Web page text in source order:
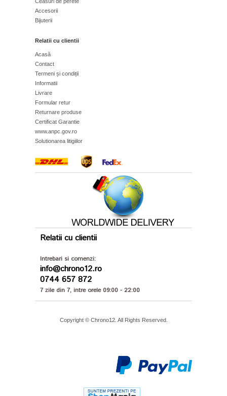
Accesorii
Bijuterii
Relatii cu clientii
Acasă
Contact
Termeni și condiții
Informatii
Livrare
Formular retur
Returnare produse
Certificat Garantie
www.anpc.gov.ro
Solutionarea litigiilor
Relatii cu clientii
Intrebari si comenzi:
info@chrono12.ro
0744 657 872
7 zile din 7, intre orele 09:00 - 22:00
Copyright © Chrono12. All Rights Reserved.